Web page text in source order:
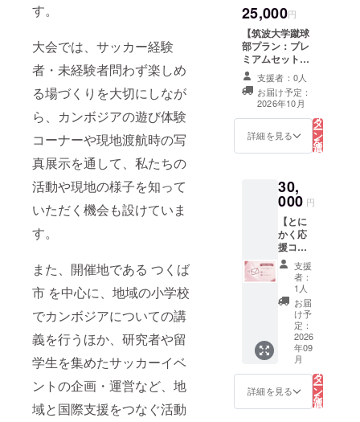
す。
大会では、サッカー経験
者・未経験者問わず楽しめ
る場づくりを大切にしなが
ら、カンボジアの遊び体験
コーナーや現地渡航時の写
真展示を通して、私たちの
活動や現地の様子を知って
いただく機会も設けていま
す。
また、開催地である つくば
市 を中心に、地域の小学校
でカンボジアについての講
義を行うほか、研究者や留
学生を集めたサッカーイベ
ントの企画・運営など、地
域と国際支援をつなぐ活動
50mm
素材：
ナイロ
ン
100％
部公式
グッズ
ロゴ入
りマグ
カッ
プ 1個
・筑波
大学蹴
球部公
式グッ
ズ ロゴ
入りラ
バッ
グ 1個
・お礼
メール
・PV終
了報告
メール
（PV終
了報告
書付
き） ■
マグ
カップ
詳細 サ
イズ：
直径
80mm
× 高さ
95mm
のお礼
セージ
動画 ・
お礼
メール
・PV終
了報告
了報告
書付
チバッ
グ」
「サ
コッ
シュ」
をお届
けいた
しま
す。 本
は、今
回の
ドカッ
プ パブ
リック
ビュー
イング
開催に
あた
り、筑
波大学
蹴球部
が特別
に製作
した限
定グッ
こでし
か手に
25,000円
【筑波大学蹴球
部プラン：プレ
ミアムセット】
筑波大学蹴球部
オリジナルロゴ
入り「マグカッ
プ」「ランチ
バッグ」「サ
コッシュ」「谷
品は、今回の
FIFAワールド
クビューイング
開催にあたり、
筑波大学蹴球部
が特別に製作し
た限定グッズで
す。ここでしか
手に入らない特
別なアイテムと
して、日常使い
はもちろん、ス
ポーツ観戦やお
出かけの際にも
ます。 皆様から
のご支援は、プ
支援者：0人
お届け予定：
2026年10月
詳細を見る
リ
タ
ー
ン
を
選
択
30,
000 円
【とに
かく応
援コー
ス】 応
援して
いただ
けるお
気持ち
がとて
も嬉し
いで
す！ 返
礼品な
しの支
援のみ
のコー
支援
者：
1人
お届
け予
定：
2026
年09
月
詳細を見る
リ
タ
ー
ン
を
選
択